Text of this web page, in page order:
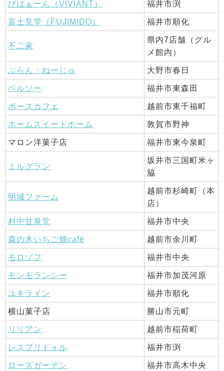
びばぁーん（VIVIANT） 福井市渕
富士見堂（FUJIMIDO） 福井市順化
不二家
県内7店舗（グル
メ館内）
ぶらん・ねーじゅ 大野市春日
ベルソー 福井市東森田
ポースカフェ 越前市東千福町
ホームスイートホーム 敦賀市野神
マロン洋菓子店 福井市東今泉町
ミルグラン
坂井市三国町米ヶ
脇
明城ファーム
越前市杉崎町（本
店）
村中甘泉堂 福井市中央
森の木いちご畑café 越前市余川町
モロゾフ 福井市中央
モンモランシー 福井市加茂河原
ユキライン 福井市順化
横山菓子店 勝山市元町
リリアン 越前市稲荷町
レスプリドォル 福井市渕
ローズガーデン 福井市高木中央